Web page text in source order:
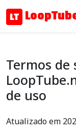
Termos de
de uso
Atualizado em